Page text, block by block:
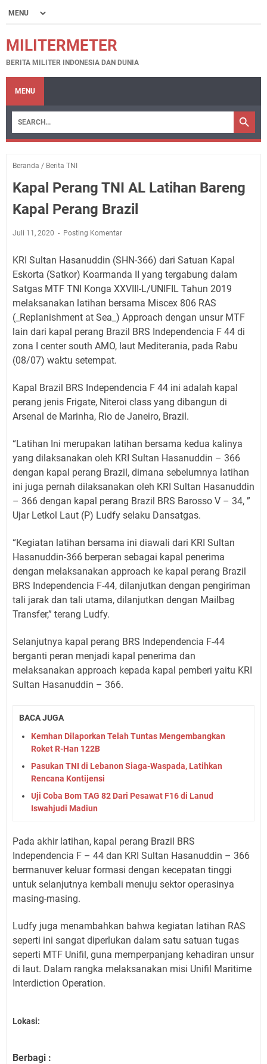
MILITERMETER
BERITA MILITER INDONESIA DAN DUNIA
MENU
Beranda / Berita TNI
Kapal Perang TNI AL Latihan Bareng
Kapal Perang Brazil
Juli 11, 2020 Posting Komentar
KRI Sultan Hasanuddin (SHN-366) dari Satuan Kapal
Eskorta (Satkor) Koarmanda II yang tergabung dalam
Satgas MTF TNI Konga XXVIII-L/UNIFIL Tahun 2019
melaksanakan latihan bersama Miscex 806 RAS
(_Replanishment at Sea_) Approach dengan unsur MTF
lain dari kapal perang Brazil BRS Independencia F 44 di
zona I center south AMO, laut Mediterania, pada Rabu
(08/07) waktu setempat.
Kapal Brazil BRS Independencia F 44 ini adalah kapal
perang jenis Frigate, Niteroi class yang dibangun di
Arsenal de Marinha, Rio de Janeiro, Brazil.
“Latihan Ini merupakan latihan bersama kedua kalinya
yang dilaksanakan oleh KRI Sultan Hasanuddin – 366
dengan kapal perang Brazil, dimana sebelumnya latihan
ini juga pernah dilaksanakan oleh KRI Sultan Hasanuddin
– 366 dengan kapal perang Brazil BRS Barosso V – 34, ”
Ujar Letkol Laut (P) Ludfy selaku Dansatgas.
“Kegiatan latihan bersama ini diawali dari KRI Sultan
Hasanuddin-366 berperan sebagai kapal penerima
dengan melaksanakan approach ke kapal perang Brazil
BRS Independencia F-44, dilanjutkan dengan pengiriman
tali jarak dan tali utama, dilanjutkan dengan Mailbag
Transfer,” terang Ludfy.
Selanjutnya kapal perang BRS Independencia F-44
berganti peran menjadi kapal penerima dan
melaksanakan approach kepada kapal pemberi yaitu KRI
Sultan Hasanuddin – 366.
BACA JUGA
Kemhan Dilaporkan Telah Tuntas Mengembangkan
Roket R-Han 122B
Pasukan TNI di Lebanon Siaga-Waspada, Latihkan
Rencana Kontijensi
Uji Coba Bom TAG 82 Dari Pesawat F16 di Lanud
Iswahjudi Madiun
Pada akhir latihan, kapal perang Brazil BRS
Independencia F – 44 dan KRI Sultan Hasanuddin – 366
bermanuver keluar formasi dengan kecepatan tinggi
untuk selanjutnya kembali menuju sektor operasinya
masing-masing.
Ludfy juga menambahkan bahwa kegiatan latihan RAS
seperti ini sangat diperlukan dalam satu satuan tugas
seperti MTF Unifil, guna memperpanjang kehadiran unsur
di laut. Dalam rangka melaksanakan misi Unifil Maritime
Interdiction Operation.
Lokasi:
Berbagi :